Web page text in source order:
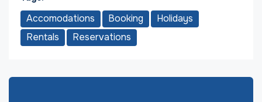
Accomodations Booking
Holidays
Rentals
Reservations